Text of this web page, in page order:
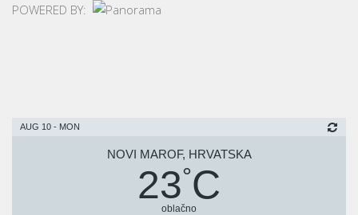
POWERED BY:
AUG 10 - MON
NOVI MAROF, HRVATSKA
23°C
oblačno